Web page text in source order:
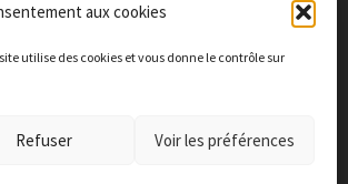
aux cookies
utilise des cookies et vous donne le contrôle sur
Refuser Voir les préférences